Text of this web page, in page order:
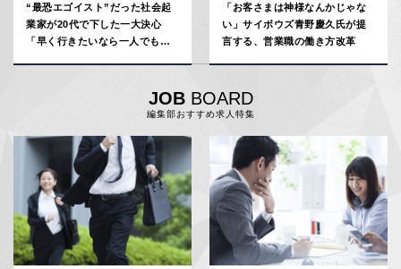
“最恐エゴイスト”だった社会起
業家が20代で下した一大決心
「早く行きたいなら一人でもい
「お客さまは神様なんかじゃな
い」サイボウズ青野慶久氏が提
言する、営業職の働き方改革
JOBBOARD
編集部おすすめ求人特集